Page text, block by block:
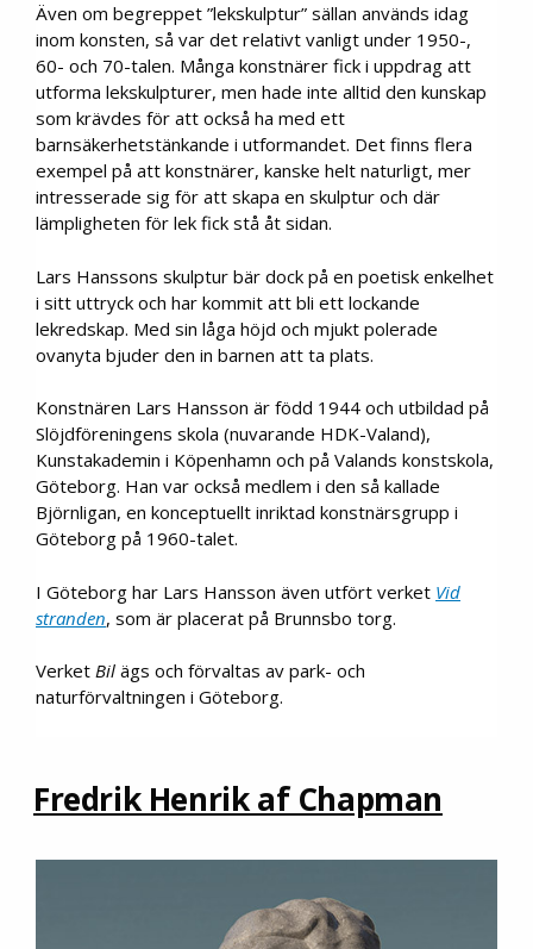
Även om begreppet ”lekskulptur” sällan används idag
inom konsten, så var det relativt vanligt under 1950-,
60- och 70-talen. Många konstnärer fick i uppdrag att
utforma lekskulpturer, men hade inte alltid den kunskap
som krävdes för att också ha med ett
barnsäkerhetstänkande i utformandet. Det finns flera
exempel på att konstnärer, kanske helt naturligt, mer
intresserade sig för att skapa en skulptur och där
lämpligheten för lek fick stå åt sidan.
Lars Hanssons skulptur bär dock på en poetisk enkelhet
i sitt uttryck och har kommit att bli ett lockande
lekredskap. Med sin låga höjd och mjukt polerade
ovanyta bjuder den in barnen att ta plats.
Konstnären Lars Hansson är född 1944 och utbildad på
Slöjdföreningens skola (nuvarande HDK-Valand),
Kunstakademin i Köpenhamn och på Valands konstskola,
Göteborg. Han var också medlem i den så kallade
Björnligan, en konceptuellt inriktad konstnärsgrupp i
Göteborg på 1960-talet.
I Göteborg har Lars Hansson även utfört verket Vid
stranden, som är placerat på Brunnsbo torg.
Verket Bil ägs och förvaltas av park- och
naturförvaltningen i Göteborg.
Fredrik Henrik af Chapman